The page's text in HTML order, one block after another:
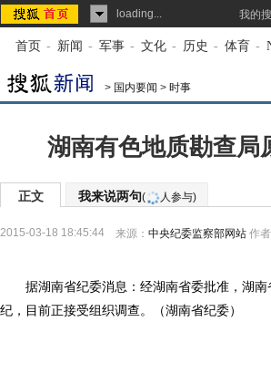
loading... 我的
首页 - 新闻 - 军事 - 文化 - 历史 - 体育 -
> 国内要闻 > 时事
湖南有色地质勘查局
正文 我来说两句( 人参与)
2015-03-18 18:45:44 来源： 中央纪委监察部网站 作
据湖南省纪委消息：经湖南省委批准，湖南
纪，目前正接受组织调查。（湖南省纪委）